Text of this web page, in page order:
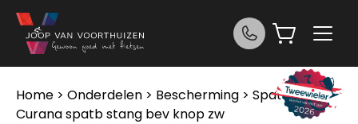
Ga naar de inhoud
Home > Onderdelen > Bescherming > Spatborden>
Curana spatb stang bev knop zw